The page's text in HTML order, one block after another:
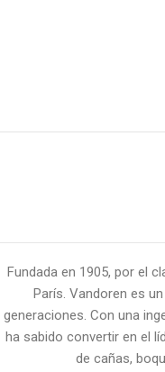
Fundada en 1905, por el
París. Vandoren es
generaciones. Con una
ha sabido convertir en el
de cañas,